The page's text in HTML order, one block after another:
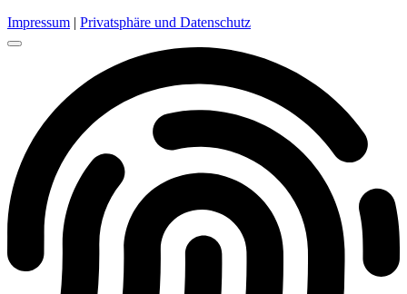
Impressum | Privatsphäre und Datenschutz